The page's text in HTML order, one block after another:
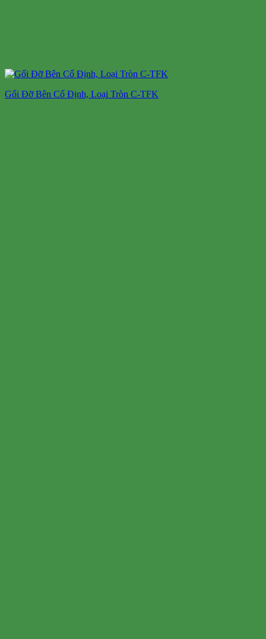
Gối Đỡ Bên Cố Định, Loại Tròn C-TFK